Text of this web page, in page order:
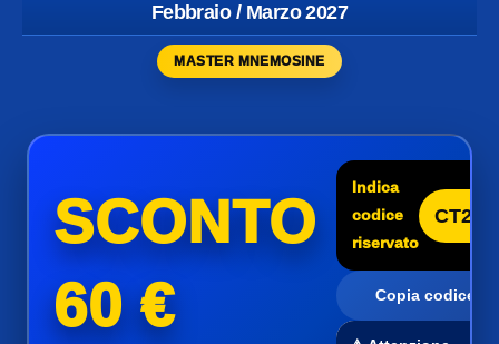
Febbraio / Marzo 2027
MASTER MNEMOSINE
SCONTO
60 €
Indica
codice
riservato
CT25
Copia codice